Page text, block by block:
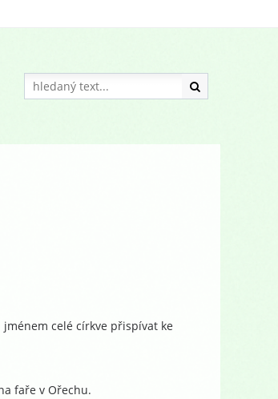
celé církve přispívat ke
faře v Ořechu.